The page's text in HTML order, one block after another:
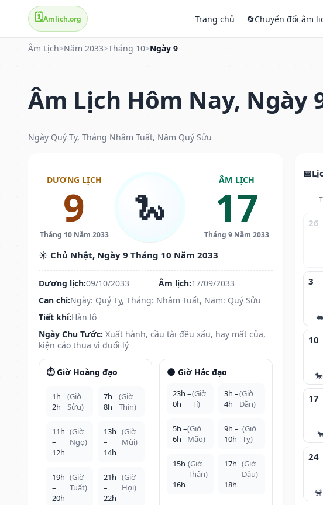
🗓️Amlich.org Trang chủ 🔄Chuyển đổi âm
Âm Lịch>Năm 2033>Tháng 10>Ngày 9
Âm Lịch Hôm Nay, Ngày
Ngày Quý Tỵ, Tháng Nhâm Tuất, Năm Quý Sửu
DƯƠNG LỊCH
9
Tháng 10 Năm 2033
🐍
ÂM LỊCH
17
Tháng 9 Năm 2033
☀️ Chủ Nhật, Ngày 9 Tháng 10 Năm 2033
Dương lịch:09/10/2033 Âm lịch:17/09/2033
Can chi:Ngày: Quý Tỵ, Tháng: Nhâm Tuất, Năm: Quý Sửu
Tiết khí:Hàn lộ
Ngày Chu Tước: Xuất hành, cầu tài đều xấu, hay mất của,
kiện cáo thua vì đuối lý
⏱️ Giờ Hoàng đạo
1h –
2h
(Giờ
Sửu)
7h –
8h
(Giờ
Thìn)
11h
–
12h
(Giờ
Ngọ)
13h
–
14h
(Giờ
Mùi)
19h
–
20h
(Giờ
Tuất)
21h
–
22h
(Giờ
Hợi)
🌑 Giờ Hắc đạo
23h –
0h
(Giờ
Tí)
3h –
4h
(Giờ
Dần)
5h –
6h
(Giờ
Mão)
9h –
10h
(Giờ
Tỵ)
15h
–
16h
(Giờ
Thân)
17h
–
18h
(Giờ
Dậu)
26
3
🐖
10
🐎
17
24
🐒